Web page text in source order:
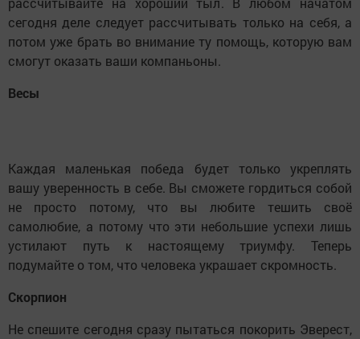
сегодня деле следует рассчитывать только на себя, а
потом уже брать во внимание ту помощь, которую вам
смогут оказать ваши компаньоны.
Весы
Каждая маленькая победа будет только укреплять
вашу уверенность в себе. Вы сможете гордиться собой
не просто потому, что вы любите тешить своё
самолюбие, а потому что эти небольшие успехи лишь
устилают путь к настоящему триумфу. Теперь
подумайте о том, что человека украшает скромность.
Скорпион
Не спешите сегодня сразу пытаться покорить Эверест,